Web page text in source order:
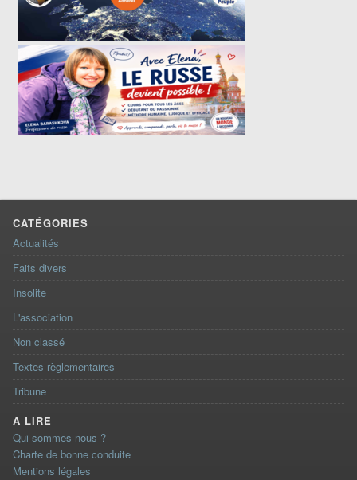
CATÉGORIES
Actualités
Faits divers
Insolite
L'association
Non classé
Textes règlementaires
Tribune
A LIRE
Qui sommes-nous ?
Charte de bonne conduite
Mentions légales